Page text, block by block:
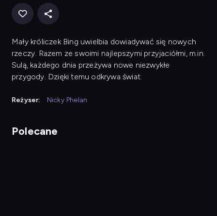
Mały króliczek Bing uwielbia dowiadywać się nowych
rzeczy. Razem ze swoimi najlepszymi przyjaciółmi, m.in.
Sulą, każdego dnia przeżywa nowe niezwykłe
przygody. Dzięki temu odkrywa świat.
Reżyser: Nicky Phelan
Polecane